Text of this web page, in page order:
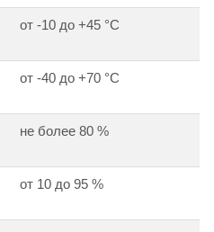
от -10 до +45 °С
от -40 до +70 °С
не более 80 %
от 10 до 95 %